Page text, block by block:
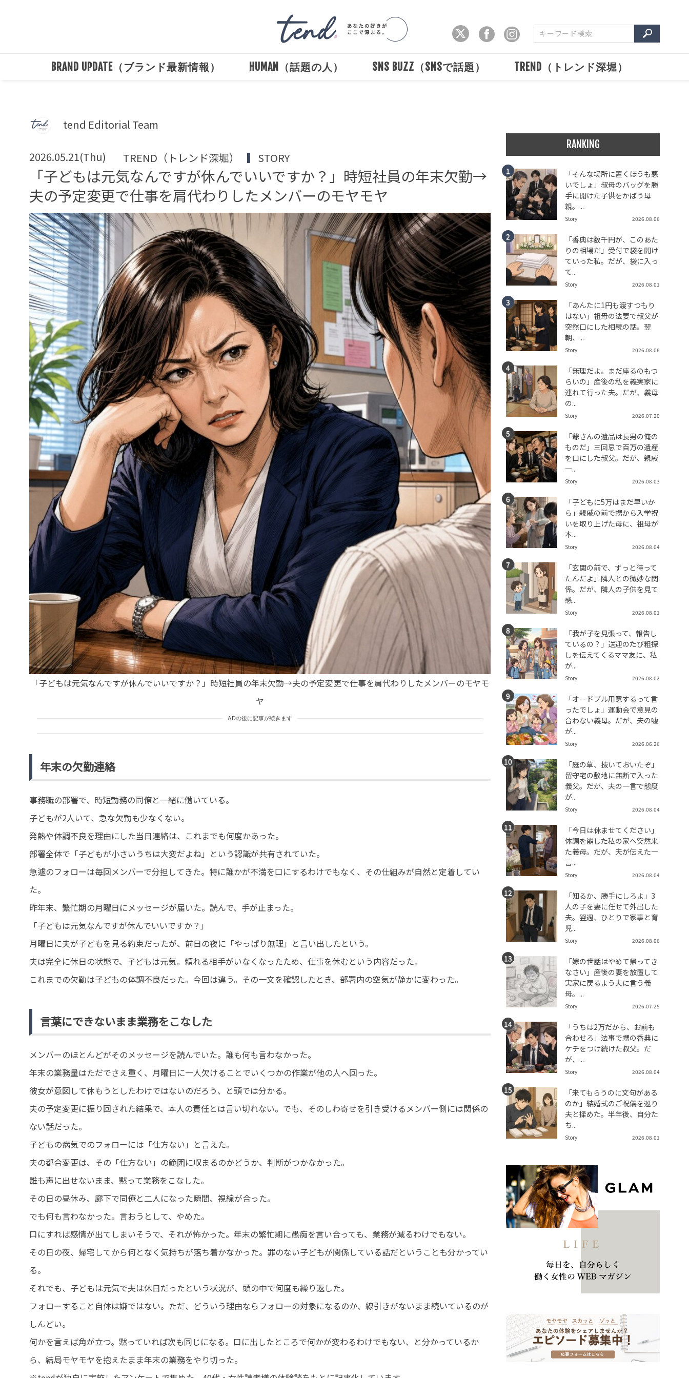
BRAND UPDATE（ブランド最新情報） HUMAN（話題の人） SNS BUZZ（SNSで話題） TREND（トレンド深堀）
tend Editorial Team
2026.05.21(Thu) TREND（トレンド深堀） STORY
「子どもは元気なんですが休んでいいですか？」時短社員の年末欠勤→
夫の予定変更で仕事を肩代わりしたメンバーのモヤモヤ
「子どもは元気なんですが休んでいいですか？」時短社員の年末欠勤→夫の予定変更で仕事を肩代わりしたメンバーのモヤモ
ヤ
ADの後に記事が続きます
年末の欠勤連絡
事務職の部署で、時短勤務の同僚と一緒に働いている。
子どもが2人いて、急な欠勤も少なくない。
発熱や体調不良を理由にした当日連絡は、これまでも何度かあった。
部署全体で「子どもが小さいうちは大変だよね」という認識が共有されていた。
急遽のフォローは毎回メンバーで分担してきた。特に誰かが不満を口にするわけでもなく、その仕組みが自然と定着してい
た。
昨年末、繁忙期の月曜日にメッセージが届いた。読んで、手が止まった。
「子どもは元気なんですが休んでいいですか？」
月曜日に夫が子どもを見る約束だったが、前日の夜に「やっぱり無理」と言い出したという。
夫は完全に休日の状態で、子どもは元気。頼れる相手がいなくなったため、仕事を休むという内容だった。
これまでの欠勤は子どもの体調不良だった。今回は違う。その一文を確認したとき、部署内の空気が静かに変わった。
言葉にできないまま業務をこなした
メンバーのほとんどがそのメッセージを読んでいた。誰も何も言わなかった。
年末の業務量はただでさえ重く、月曜日に一人欠けることでいくつかの作業が他の人へ回った。
彼女が意図して休もうとしたわけではないのだろう、と頭では分かる。
夫の予定変更に振り回された結果で、本人の責任とは言い切れない。でも、そのしわ寄せを引き受けるメンバー側には関係の
ない話だった。
子どもの病気でのフォローには「仕方ない」と言えた。
夫の都合変更は、その「仕方ない」の範囲に収まるのかどうか、判断がつかなかった。
誰も声に出せないまま、黙って業務をこなした。
その日の昼休み、廊下で同僚と二人になった瞬間、視線が合った。
でも何も言わなかった。言おうとして、やめた。
口にすれば感情が出てしまいそうで、それが怖かった。年末の繁忙期に愚痴を言い合っても、業務が減るわけでもない。
その日の夜、帰宅してから何となく気持ちが落ち着かなかった。罪のない子どもが関係している話だということも分かってい
る。
それでも、子どもは元気で夫は休日だったという状況が、頭の中で何度も繰り返した。
フォローすること自体は嫌ではない。ただ、どういう理由ならフォローの対象になるのか、線引きがないまま続いているのが
しんどい。
何かを言えば角が立つ。黙っていれば次も同じになる。口に出したところで何かが変わるわけでもない、と分かっているか
ら、結局モヤモヤを抱えたまま年末の業務をやり切った。
RANKING
「そんな場所に置くほうも悪
いでしょ」叔母のバッグを勝
手に開けた子供をかばう母
親。...
Story 2026.08.06
「香典は数千円が、このあた
りの相場だ」受付で袋を開け
ていった私。だが、袋に入っ
て...
Story 2026.08.01
「あんたに1円も渡すつもり
はない」祖母の法要で叔父が
突然口にした相続の話。翌
朝、...
Story 2026.08.06
「無理だよ。まだ座るのもつ
らいの」産後の私を義実家に
連れて行った夫。だが、義母
の...
Story 2026.07.20
「爺さんの遺品は長男の俺の
ものだ」三回忌で百万の遺産
を口にした叔父。だが、親戚
一...
Story 2026.08.03
「子どもに5万はまだ早いか
ら」親戚の前で甥から入学祝
いを取り上げた母に、祖母が
本...
Story 2026.08.04
「玄関の前で、ずっと待って
たんだよ」隣人との微妙な関
係。だが、隣人の子供を見て
感...
Story 2026.08.01
「我が子を見張って、報告し
ているの？」送迎のたび粗探
しを伝えてくるママ友に、私
が...
Story 2026.08.02
「オードブル用意するって言
ったでしょ」運動会で意見の
合わない義母。だが、夫の嘘
が...
Story 2026.06.26
「庭の草、抜いておいたぞ」
留守宅の敷地に無断で入った
義父。だが、夫の一言で態度
が...
Story 2026.08.04
「今日は休ませてください」
体調を崩した私の家へ突然来
た義母。だが、夫が伝えた一
言...
Story 2026.08.04
「知るか、勝手にしろよ」3
人の子を妻に任せて外出した
夫。翌週、ひとりで家事と育
児...
Story 2026.08.06
「嫁の世話はやめて帰ってき
なさい」産後の妻を放置して
実家に戻るよう夫に言う義
母。...
Story 2026.07.25
「うちは2万だから、お前も
合わせろ」法事で甥の香典に
ケチをつけ続けた叔父。だ
が、...
Story 2026.08.04
「来てもらうのに文句がある
のか」結婚式のご祝儀を巡り
夫と揉めた。半年後、自分た
ち...
Story 2026.08.01